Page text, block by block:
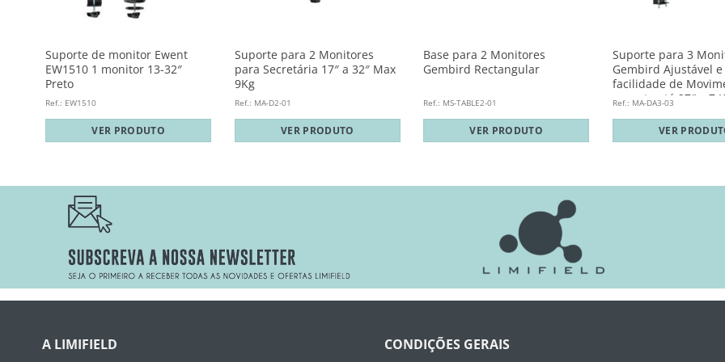
Suporte de monitor Ewent
EW1510 1 monitor 13-32″
Preto
Ref.: EW1510
VER PRODUTO
Suporte para 2 Monitores
para Secretária 17″ a 32″ Max
9Kg
Ref.: MA-D2-01
VER PRODUTO
Base para 2 Monitores
Gembird Rectangular
Ref.: MS-TABLE2-01
VER PRODUTO
Suporte para 3
Gembird Ajustável e
facilidade de
suporte até 27″ e 7 Kg
Ref.: MA-DA3-03
VER
A LIMIFIELD CONDIÇÕES GERAIS